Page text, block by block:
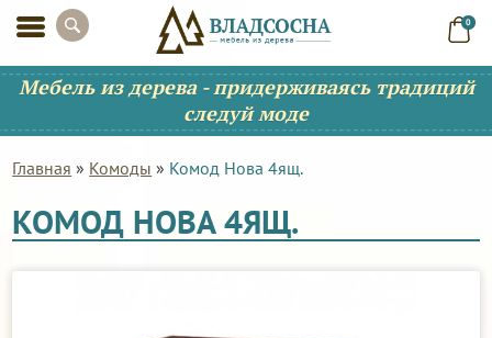
0
Мебель из дерева - придерживаясь традиций
следуй моде
Главная » Комоды » Комод Нова 4ящ.
КОМОД НОВА 4ЯЩ.